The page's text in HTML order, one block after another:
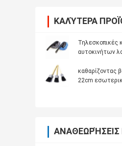
ΚΑΛΎΤΕΡΑ
Τηλεσκοπικές
αυτοκινήτων
καθαρίζοντας
22cm